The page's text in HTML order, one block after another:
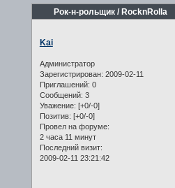
Рок-н-рольщик / RocknRolla
Kai
Администратор
Зарегистрирован: 2009-02-11
Приглашений: 0
Сообщений: 3
Уважение: [+0/-0]
Позитив: [+0/-0]
Провел на форуме:
2 часа 11 минут
Последний визит:
2009-02-11 23:21:42